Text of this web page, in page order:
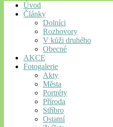
Úvod
Články
Dolníci
Rozhovory
V kůži druhého
Obecné
AKCE
Fotogalerie
Akty
Města
Portréty
Příroda
Stříbro
Ostatní